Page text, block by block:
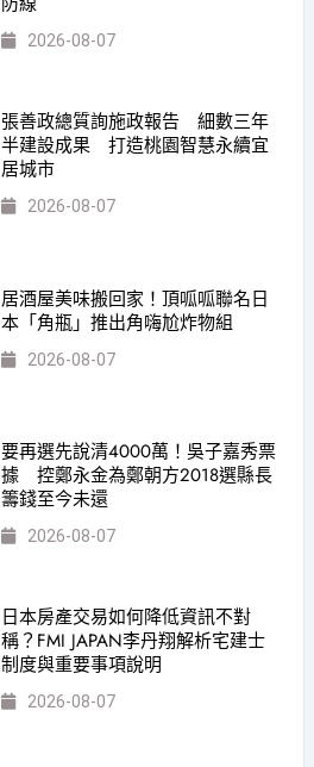
2026-08-07
張善政總質詢施政報告 細數三年
半建設成果 打造桃園智慧永續宜
居城市
2026-08-07
居酒屋美味搬回家！頂呱呱聯名日
本「角瓶」推出角嗨尬炸物組
2026-08-07
要再選先說清4000萬！吳子嘉秀票
據 控鄭永金為鄭朝方2018選縣長
籌錢至今未還
2026-08-07
日本房產交易如何降低資訊不對
稱？FMI JAPAN李丹翔解析宅建士
制度與重要事項說明
2026-08-07